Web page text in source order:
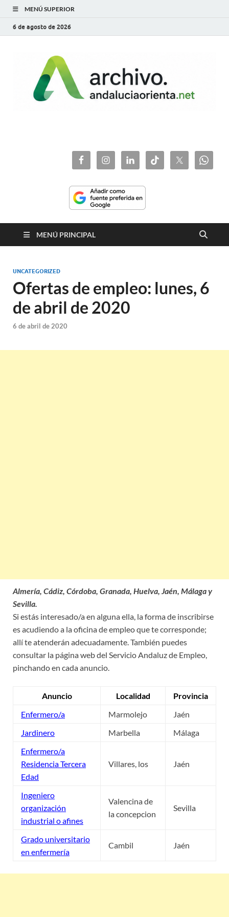
MENÚ SUPERIOR
6 de agosto de 2026
MENÚ PRINCIPAL
UNCATEGORIZED
Ofertas de empleo: lunes, 6
de abril de 2020
6 de abril de 2020
Almería, Cádiz, Córdoba, Granada, Huelva, Jaén, Málaga y
Sevilla.
Si estás interesado/a en alguna ella, la forma de inscribirse
es acudiendo a la oficina de empleo que te corresponde;
allí te atenderán adecuadamente. También puedes
consultar la página web del Servicio Andaluz de Empleo,
pinchando en cada anuncio.
Anuncio Localidad
Provincia
Enfermero/a
Marmolejo
Jaén
Jardinero
Marbella
Málaga
Enfermero/a
Residencia Tercera
Edad
Villares, los Jaén
Ingeniero
organización
industrial o afines
Valencina de
la concepcion
Sevilla
Grado universitario
en enfermería
Cambil Jaén